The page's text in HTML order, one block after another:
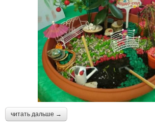
читать дальше →